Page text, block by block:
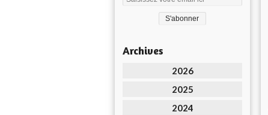
Archives
2026
2025
2024